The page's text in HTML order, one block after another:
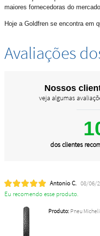
maiores fornecedoras do
Hoje a Goldfren se encontra em
Avaliações
Nossos
veja algumas
dos clientes
Antonio C. 08/06/
Eu recomendo esse produto.
Produto:Pneu